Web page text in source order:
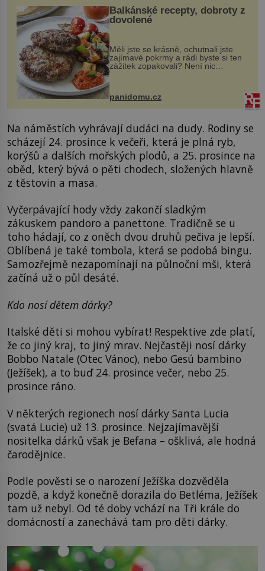
Balkánské recepty, dobroty z
dovolené
Měli jste se krásně, ochutnali jste
zajímavé pokrmy a rádi byste si ten
zážitek zopakovali? Není nic
snazšího. Pljeskavica (10 porcí)
Možná jste ji ochutnali na dovolené v
panidomu.cz
Na náměstích vyhrávají dudáci na dudy. Rodiny se
scházejí 24. prosince k večeři, která je plná ryb,
korýšů a dalších mořských plodů, a 25. prosince na
oběd, který bývá o pěti chodech, složených hlavně
z těstovin a masa.
Vyčerpávající hody vždy zakončí sladkým
zákuskem pandoro a panettone. Tradičně se u
toho hádají, co z oněch dvou druhů pečiva je lepší.
Oblíbená je také tombola, která se podobá bingu.
Samozřejmě nezapomínají na půlnoční mši, která
začíná už o půl desáté.
Kdo nosí dětem dárky?
Italské děti si mohou vybírat! Respektive zde platí,
že co jiný kraj, to jiný mrav. Nejčastěji nosí dárky
Bobbo Natale (Otec Vánoc), nebo Gesú bambino
(Ježíšek), a to buď 24. prosince večer, nebo 25.
prosince ráno.
V některých regionech nosí dárky Santa Lucia
(svatá Lucie) už 13. prosince. Nejzajímavější
nositelka dárků však je Befana – ošklivá, ale hodná
čarodějnice.
Podle pověsti se o narození Ježíška dozvěděla
pozdě, a když konečně dorazila do Betléma, Ježíšek
tam už nebyl. Od té doby vchází na Tři krále do
domácností a zanechává tam pro děti dárky.